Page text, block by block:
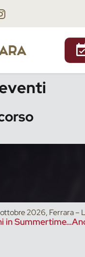
2026, Ferrara –
in